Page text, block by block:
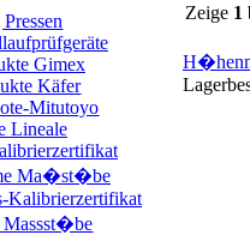
Gimex
Käfer
Mitutoyo
Lineale
Ma�st�be
Kalibrierzertifikat
Massst�be
Zeige 1